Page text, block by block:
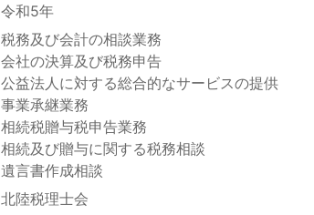
令和5年
税務及び会計の相談業務
会社の決算及び税務申告
公益法人に対する総合的なサービスの提供
事業承継業務
相続税贈与税申告業務
相続及び贈与に関する税務相談
遺言書作成相談
北陸税理士会